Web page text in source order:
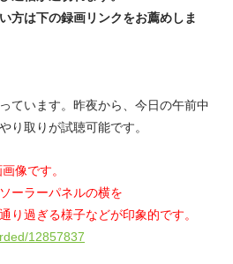
方は下の録画リンクをお薦めしま
ています。昨夜から、今日の午前中
り取りが試聴可能です。
像です。
ーラーパネルの横を
り過ぎる様子などが印象的です。
12857837